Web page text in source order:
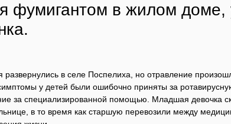
фумигантом в жилом доме,
развернулись в селе Поспелиха, но отравление
у детей были ошибочно приняты за
за специализированной помощью. Младшая девочка
в то время как старшую перевозили между